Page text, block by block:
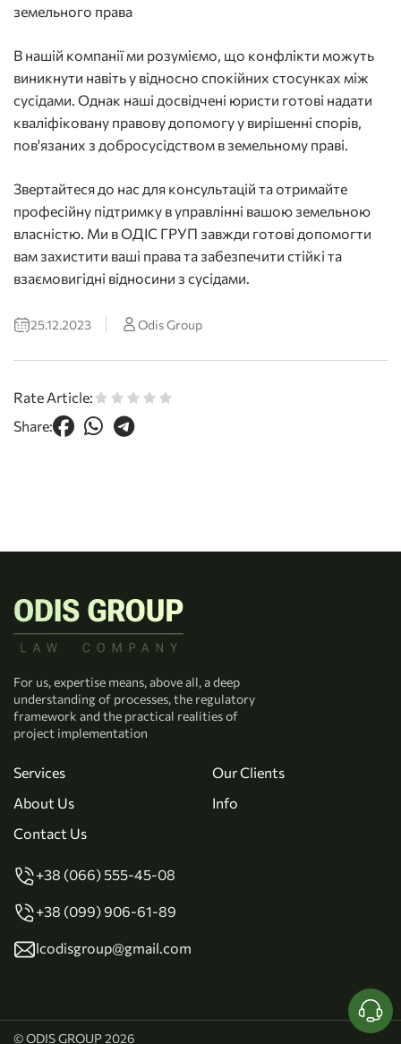
земельного права
В нашій компанії ми розуміємо, що конфлікти можуть
виникнути навіть у відносно спокійних стосунках між
сусідами. Однак наші досвідчені юристи готові надати
кваліфіковану правову допомогу у вирішенні спорів,
пов'язаних з добросусідством в земельному праві.
Звертайтеся до нас для консультацій та отримайте
професійну підтримку в управлінні вашою земельною
власністю. Ми в ОДІС ГРУП завжди готові допомогти
вам захистити ваші права та забезпечити стійкі та
взаємовигідні відносини з сусідами.
25.12.2023 Odis Group
Rate Article:
Share:
For us, expertise means, above all, a deep
understanding of processes, the regulatory
framework and the practical realities of
project implementation
Services
Our Clients
About Us
Info
Contact Us
+38 (066) 555-45-08
+38 (099) 906-61-89
lcodisgroup@gmail.com
© ODIS GROUP 2026